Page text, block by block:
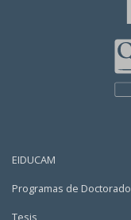
EIDUCAM
Programas de Doctorado